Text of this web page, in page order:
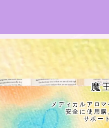
公式ウェブサイト『
Cジャスミン瑠璃地楽の
プロフィール
魔
メディカルアロ
安全に使用
サポー